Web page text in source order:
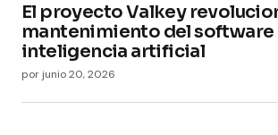
El proyecto Valkey
mantenimiento del software
inteligencia artificial
por junio 20, 2026